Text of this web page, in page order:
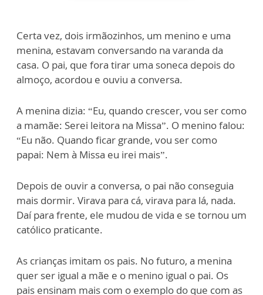
Certa vez, dois irmãozinhos, um menino e uma
menina, estavam conversando na varanda da
casa. O pai, que fora tirar uma soneca depois do
almoço, acordou e ouviu a conversa.
A menina dizia: “Eu, quando crescer, vou ser como
a mamãe: Serei leitora na Missa”. O menino falou:
“Eu não. Quando ficar grande, vou ser como
papai: Nem à Missa eu irei mais”.
Depois de ouvir a conversa, o pai não conseguia
mais dormir. Virava para cá, virava para lá, nada.
Daí para frente, ele mudou de vida e se tornou um
católico praticante.
As crianças imitam os pais. No futuro, a menina
quer ser igual a mãe e o menino igual o pai. Os
pais ensinam mais com o exemplo do que com as